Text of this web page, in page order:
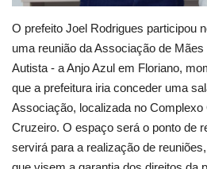
O prefeito Joel Rodrigues participou
uma reunião da Associação de
Autista - a Anjo Azul em Floriano,
que a prefeitura iria conceder uma
Associação, localizada no
Cruzeiro. O espaço será o ponto de
servirá para a realização de